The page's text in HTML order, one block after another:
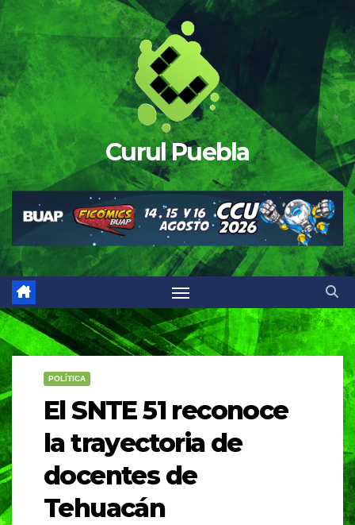
Saltar
al
contenido
Curul Puebla
POLÍTICA
El SNTE 51 reconoce
la trayectoria de
docentes de
Tehuacán